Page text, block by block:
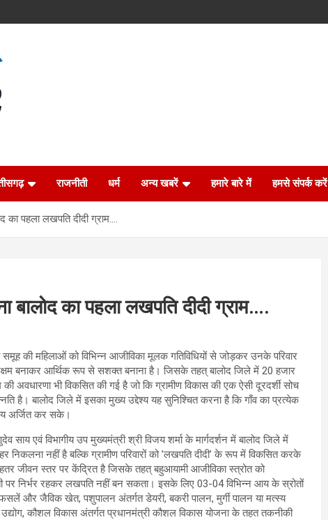
राजनीती धर्म अन्य खबरें हमारे बारे में हमसे संपर्क करें
का पहला लखपति दीदी ग्राम….
बालोद का पहला लखपति दीदी ग्राम….
समूह की महिलाओं को विभिन्न आजीविका मूलक गतिविधियों से जोड़कर उनके परिवार
बनाकर आर्थिक रूप से सशक्त बनाना है। जिसके तहत् बालोद जिले में 20 हजार
अवधारणा भी विकसित की गई है जो कि ग्रामीण विकास की एक ऐसी दूरदर्शी सोच
है। बालोद जिले में इसका मुख्य उद्देश्य यह सुनिश्चित करना है कि गाँव का प्रत्येक
अर्जित कर सके।
एवं विभागीय उप मुख्यमंत्री श्री विजय शर्मा के मार्गदर्शन में बालोद जिले में
निकलना नहीं है बल्कि ग्रामीण परिवारों को ’लखपति दीदी’ के रूप में विकसित करके
जीवन स्तर पर केंद्रित है जिसके तहत् बहुआयामी आजीविका स्त्रोत को
पर निर्भर रहकर लखपति नहीं बन सकता। इसके लिए 03-04 विभिन्न आय के स्रोतों
और जैविक खेत, पशुपालन अंतर्गत डेयरी, बकरी पालन, मुर्गी पालन या मत्स्य
कौशल विकास अंतर्गत प्रधानमंत्री कौशल विकास योजना के तहत तकनीकी